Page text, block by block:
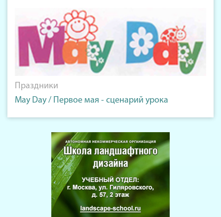
Праздники
May Day / Первое мая - сценарий урока